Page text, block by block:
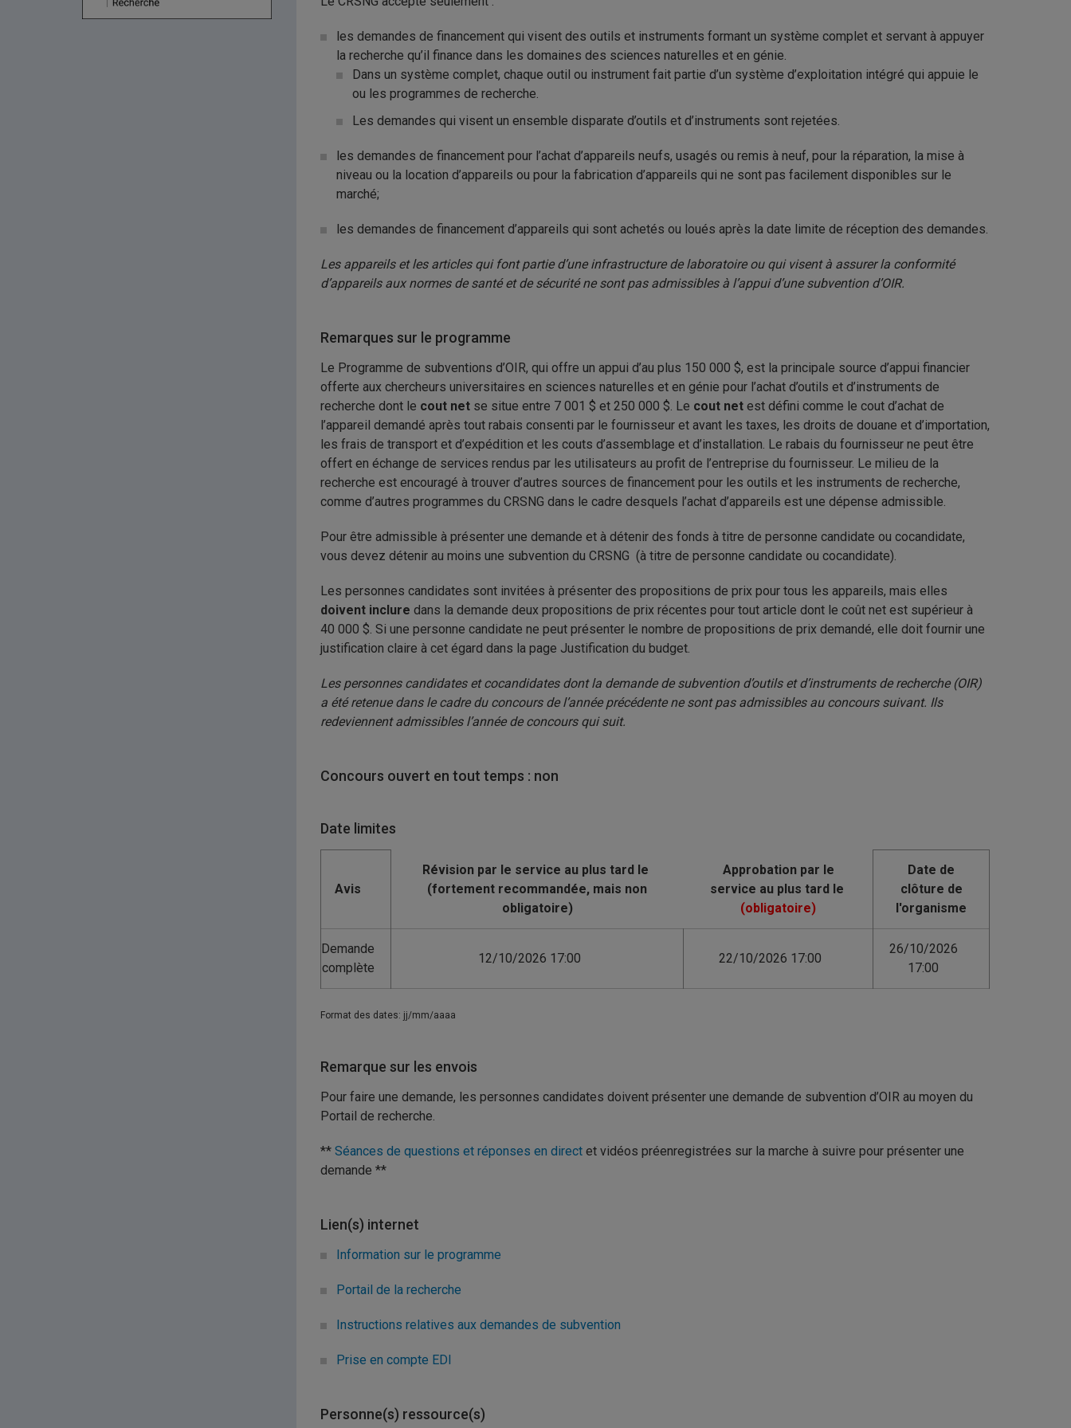
les demandes de financement qui visent des outils et instruments formant un système complet et servant à appuyer
la recherche qu’il finance dans les domaines des sciences naturelles et en génie.
Dans un système complet, chaque outil ou instrument fait partie d’un système d’exploitation intégré qui appuie le
ou les programmes de recherche.
Les demandes qui visent un ensemble disparate d’outils et d’instruments sont rejetées.
les demandes de financement pour l’achat d’appareils neufs, usagés ou remis à neuf, pour la réparation, la mise à
niveau ou la location d’appareils ou pour la fabrication d’appareils qui ne sont pas facilement disponibles sur le
marché;
les demandes de financement d’appareils qui sont achetés ou loués après la date limite de réception des demandes.
Les appareils et les articles qui font partie d’une infrastructure de laboratoire ou qui visent à assurer la conformité
d’appareils aux normes de santé et de sécurité ne sont pas admissibles à l’appui d’une subvention d’OIR.
Remarques sur le programme
Le Programme de subventions d’OIR, qui offre un appui d’au plus 150 000 $, est la principale source d’appui financier
offerte aux chercheurs universitaires en sciences naturelles et en génie pour l’achat d’outils et d’instruments de
recherche dont le cout net se situe entre 7 001 $ et 250 000 $. Le cout net est défini comme le cout d’achat de
l’appareil demandé après tout rabais consenti par le fournisseur et avant les taxes, les droits de douane et d’importation,
les frais de transport et d’expédition et les couts d’assemblage et d’installation. Le rabais du fournisseur ne peut être
offert en échange de services rendus par les utilisateurs au profit de l’entreprise du fournisseur. Le milieu de la
recherche est encouragé à trouver d’autres sources de financement pour les outils et les instruments de recherche,
comme d’autres programmes du CRSNG dans le cadre desquels l’achat d’appareils est une dépense admissible.
Pour être admissible à présenter une demande et à détenir des fonds à titre de personne candidate ou cocandidate,
vous devez détenir au moins une subvention du CRSNG (à titre de personne candidate ou cocandidate).
Les personnes candidates sont invitées à présenter des propositions de prix pour tous les appareils, mais elles
doivent inclure dans la demande deux propositions de prix récentes pour tout article dont le coût net est supérieur à
40 000 $. Si une personne candidate ne peut présenter le nombre de propositions de prix demandé, elle doit fournir une
justification claire à cet égard dans la page Justification du budget.
Les personnes candidates et cocandidates dont la demande de subvention d’outils et d’instruments de recherche (OIR)
a été retenue dans le cadre du concours de l’année précédente ne sont pas admissibles au concours suivant. Ils
redeviennent admissibles l’année de concours qui suit.
Concours ouvert en tout temps : non
Date limites
Avis
Date de
clôture de
l'organisme
Demande
complète
12/10/2026 17:00 22/10/2026 17:00
26/10/2026
17:00
Format des dates: jj/mm/aaaa
Remarque sur les envois
Pour faire une demande, les personnes candidates doivent présenter une demande de subvention d’OIR au moyen du
Portail de recherche.
** Séances de questions et réponses en direct et vidéos préenregistrées sur la marche à suivre pour présenter une
demande **
Lien(s) internet
Information sur le programme
Portail de la recherche
Instructions relatives aux demandes de subvention
Prise en compte EDI
Personne(s) ressource(s)